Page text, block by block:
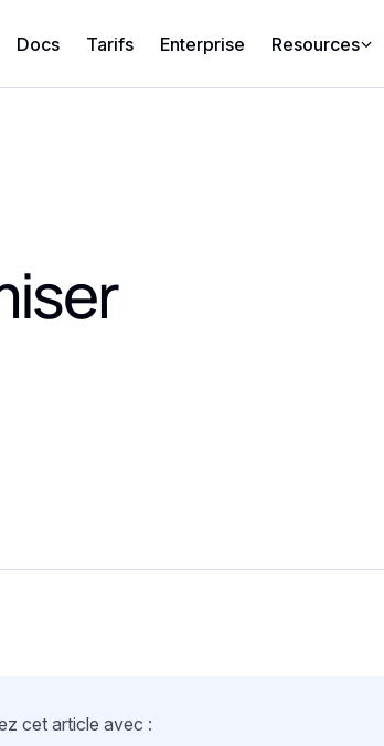
Docs Tarifs Enterprise Resources
cet article avec :